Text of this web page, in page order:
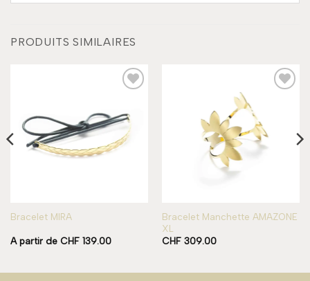
PRODUITS SIMILAIRES
Bracelet MIRA
A partir de CHF139.00
Bracelet Manchette AMAZONE
XL
CHF309.00